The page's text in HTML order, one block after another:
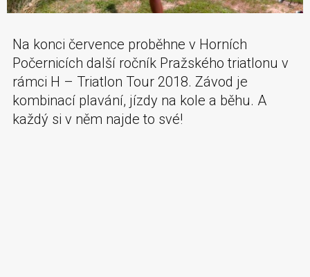
Na konci července proběhne v Horních
Počernicích další ročník Pražského triatlonu v
rámci H – Triatlon Tour 2018. Závod je
kombinací plavání, jízdy na kole a běhu. A
každý si v něm najde to své!